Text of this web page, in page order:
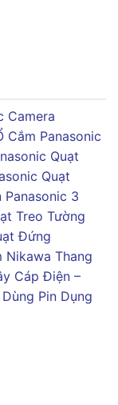
Camera
Cắm Panasonic
Quạt
Quạt
Panasonic 3
Treo Tường
Đứng
Nikawa Thang
Cáp Điện –
Pin Dụng